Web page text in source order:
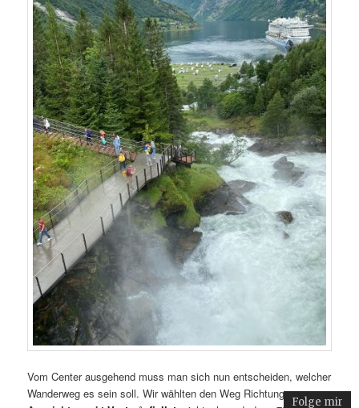
Vom Center ausgehend muss man sich nun entscheiden, welcher
Wanderweg es sein soll. Wir wählten den Weg Richtung
Folge mir